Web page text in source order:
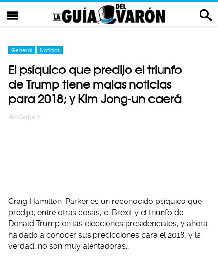
General Noticias
El psíquico que predijo el triunfo
de Trump tiene malas noticias
para 2018; y Kim Jong-un caerá
Por Carlos Y
Craig Hamilton-Parker es un reconocido psíquico que
predijo, entre otras cosas, el Brexit y el triunfo de
Donald Trump en las elecciones presidenciales, y ahora
ha dado a conocer sus predicciones para el 2018, y la
verdad, no son muy alentadoras…